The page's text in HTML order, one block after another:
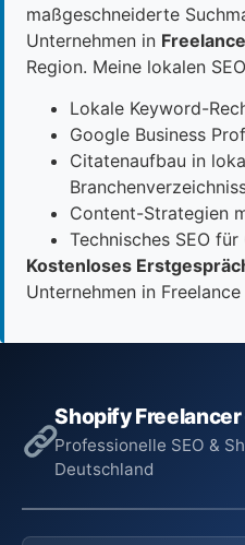
maßgeschneiderte
Unternehmen in Freelance
Region. Meine lokalen
Lokale Keyword-
Google Business
Citatenaufbau in
Content-Strategien
Technisches SEO
Kostenloses
Unternehmen in
Shopify
Professionelle SEO &
Deutschland